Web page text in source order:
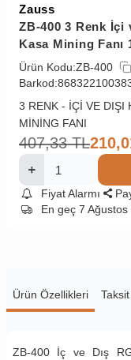
Zauss
ZB-400 3 Renk İçi
Kasa Mining Fanı
Ürün Kodu:ZB-400
Barkod:
3 RENK - İÇİ VE DIŞI
MİNİNG FANI
407,33 TL
Fiyat Alarmı
En geç 7
Ürün Özellikleri
ZB-400 İç ve Dış